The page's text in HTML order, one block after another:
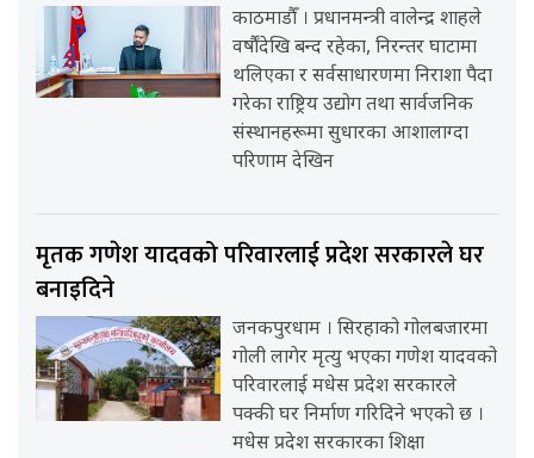
काठमाडौँ । प्रधानमन्त्री वालेन्द्र शाहले
वर्षौंदेखि बन्द रहेका, निरन्तर घाटामा
थलिएका र सर्वसाधारणमा निराशा पैदा
गरेका राष्ट्रिय उद्योग तथा सार्वजनिक
संस्थानहरूमा सुधारका आशालाग्दा
परिणाम देखिन
मृतक गणेश यादवको परिवारलाई प्रदेश सरकारले घर
बनाइदिने
जनकपुरधाम । सिरहाको गोलबजारमा
गोली लागेर मृत्यु भएका गणेश यादवको
परिवारलाई मधेस प्रदेश सरकारले
पक्की घर निर्माण गरिदिने भएको छ ।
मधेस प्रदेश सरकारका शिक्षा